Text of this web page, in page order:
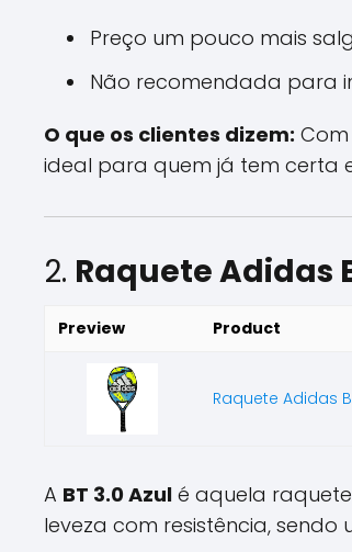
Preço um pouco mais
Não recomendada para
O que os clientes dizem: Com
ideal para quem já tem certa
2. Raquete Adidas
Preview Product
Raquete Adidas
A BT 3.0 Azul é aquela
leveza com resistência,